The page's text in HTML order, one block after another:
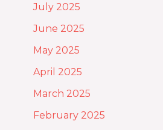
July 2025
June 2025
May 2025
April 2025
March 2025
February 2025